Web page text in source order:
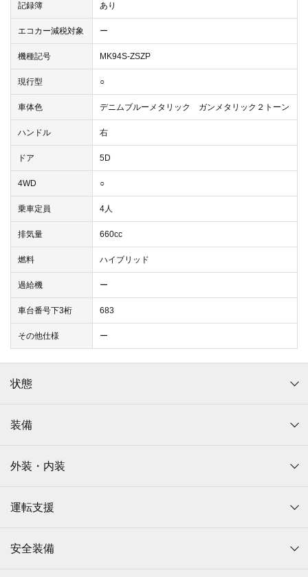
記録簿 あり
エコカー減税対象 ー
機種記号 MK94S-ZSZP
現行型 ○
車体色 デニムブルーメタリック ガンメタリック２トーン
ハンドル 右
ドア 5D
4WD ○
乗車定員 4人
排気量 660cc
燃料 ハイブリッド
過給機 ー
車台番号下3桁 683
その他仕様 ー
状態
装備
外装・内装
運転支援
安全装備